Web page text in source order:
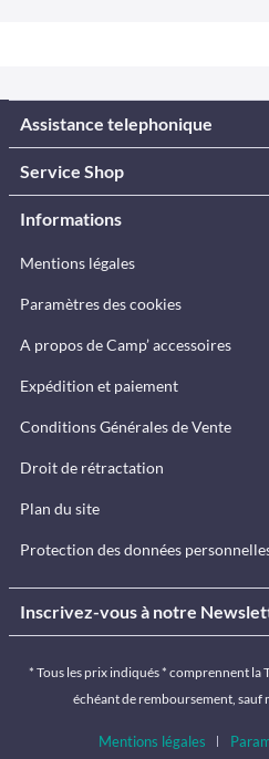
Assistance telephonique
Service Shop
Informations
Mentions légales
Paramètres des cookies
A propos de Camp’ accessoires
Expédition et paiement
Conditions Générales de Vente
Droit de rétractation
Plan du site
Protection des données
Inscrivez-vous à notre
* Tous les prix indiqués * comprennent la
échéant de remboursement,
Mentions légales